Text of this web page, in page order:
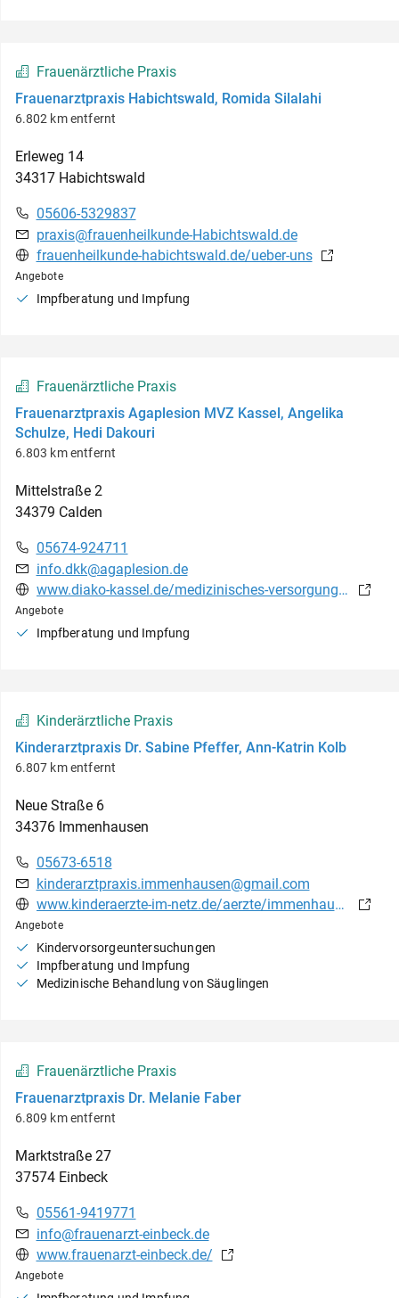
Frauenärztliche Praxis
Frauenarztpraxis Habichtswald, Romida Silalahi
6.802 km entfernt
Erleweg 14
34317 Habichtswald
05606-5329837
praxis@frauenheilkunde-Habichtswald.de
frauenheilkunde-habichtswald.de/ueber-uns
Angebote
Impfberatung und Impfung
Frauenärztliche Praxis
Frauenarztpraxis Agaplesion MVZ Kassel, Angelika
Schulze, Hedi Dakouri
6.803 km entfernt
Mittelstraße 2
34379 Calden
05674-924711
info.dkk@agaplesion.de
www.diako-kassel.de/medizinisches-versorgungszentrum
Angebote
Impfberatung und Impfung
Kinderärztliche Praxis
Kinderarztpraxis Dr. Sabine Pfeffer, Ann-Katrin Kolb
6.807 km entfernt
Neue Straße 6
34376 Immenhausen
05673-6518
kinderarztpraxis.immenhausen@gmail.com
www.kinderaerzte-im-netz.de/aerzte/immenhausen/pfeffer-kolb/startseite.html
Angebote
Kindervorsorgeuntersuchungen
Impfberatung und Impfung
Medizinische Behandlung von Säuglingen
Frauenärztliche Praxis
Frauenarztpraxis Dr. Melanie Faber
6.809 km entfernt
Marktstraße 27
37574 Einbeck
05561-9419771
info@frauenarzt-einbeck.de
www.frauenarzt-einbeck.de/
Angebote